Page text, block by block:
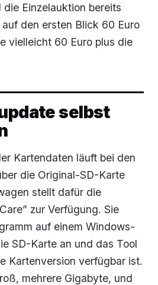
Einzelauktion bereits
den ersten Blick 60 Euro
vielleicht 60 Euro plus die
selbst
Kartendaten läuft bei den
die Original-SD-Karte
stellt dafür die
zur Verfügung. Sie
auf einem Windows-
SD-Karte an und das Tool
Kartenversion verfügbar ist.
mehrere Gigabyte, und